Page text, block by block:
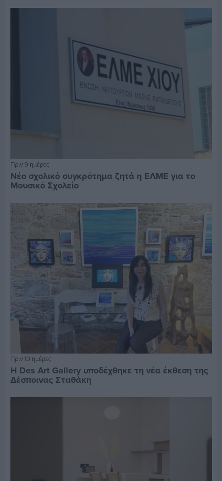
Πριν 9 ημέρες
Νέο σχολικό συγκρότημα ζητά η ΕΛΜΕ για το
Μουσικό Σχολείο
Πριν 10 ημέρες
Η Des Art Gallery υποδέχθηκε τη νέα έκθεση της
Δέσποινας Σταθάκη